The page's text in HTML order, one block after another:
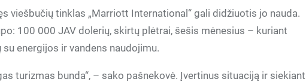
viešbučių tinklas „Marriott International“ gali didžiuotis jo nauda.
100 000 JAV dolerių, skirtų plėtrai, šešis mėnesius – kuriant
energijos ir vandens naudojimu.
turizmas bunda“, – sako pašnekovė. Įvertinus situaciją ir siekiant